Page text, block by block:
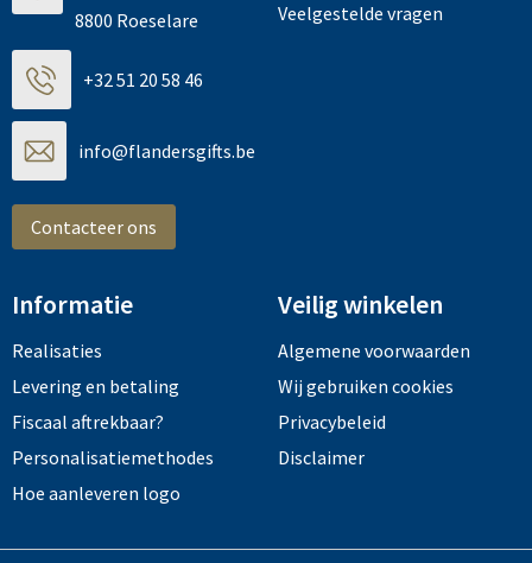
8800 Roeselare
+32 51 20 58 46
info@flandersgifts.be
Contacteer ons
Veelgestelde vragen
Informatie
Realisaties
Levering en betaling
Fiscaal aftrekbaar?
Personalisatiemethodes
Hoe aanleveren logo
Veilig winkelen
Algemene voorwaarden
Wij gebruiken cookies
Privacybeleid
Disclaimer